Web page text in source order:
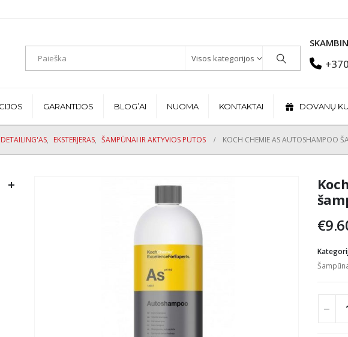
Visos kategorijos
GARANTIJOS BLOG’AI NUOMA KONTAKTAI DOVANŲ
, EKSTERJERAS, ŠAMPŪNAI IR AKTYVIOS PUTOS KOCH CHEMIE AS AUTOSHAMPOO
€